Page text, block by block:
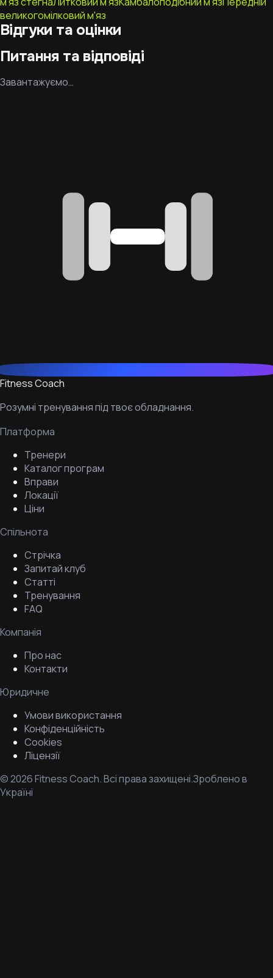
великогомілковий м'яз
Відгуки та оцінки
Питання та відповіді
Завантажуємо…
Fitness Coach
Розумні тренування під твоє обладнання.
Платформа
Тренери
Каталог програм
Вправи
Локації
Ціни
Спільнота
Стрічка
Запитай клуб
Статті
Тренування
FAQ
Компанія
Про нас
Контакти
Юридичне
Умови використання
Конфіденційність
Cookies
Ліцензії
©2026Fitness Coach.Всі права захищені.Зроблено в
Україні